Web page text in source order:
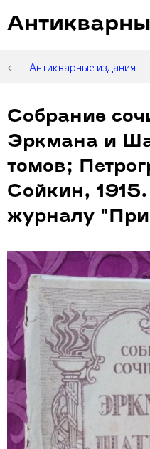
Антикварные издания
Собрание
Эркмана и
томов;
Сойкин,
журналу